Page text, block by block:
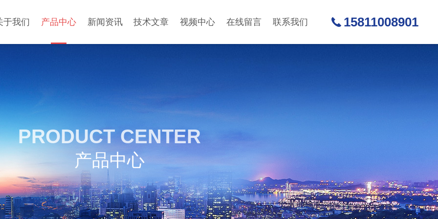
于我们 产品中心 新闻资讯 技术文章 视频中心 在线留言 联系我们 15811008901
PRODUCT CENTER
产品中心